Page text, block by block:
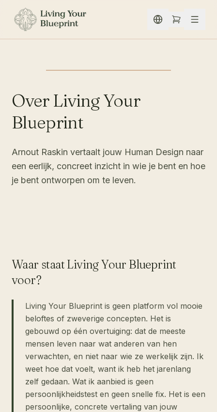
Spring naar inhoud
Over Living Your
Blueprint
Arnout Raskin vertaalt jouw Human Design naar
een eerlijk, concreet inzicht in wie je bent en hoe
je bent ontworpen om te leven.
Waar staat Living Your Blueprint
voor?
Living Your Blueprint is geen platform vol mooie
beloftes of zweverige concepten. Het is
gebouwd op één overtuiging: dat de meeste
mensen leven naar wat anderen van hen
verwachten, en niet naar wie ze werkelijk zijn. Ik
weet hoe dat voelt, want ik heb het jarenlang
zelf gedaan. Wat ik aanbied is geen
persoonlijkheidstest en geen snelle fix. Het is een
persoonlijke, concrete vertaling van jouw